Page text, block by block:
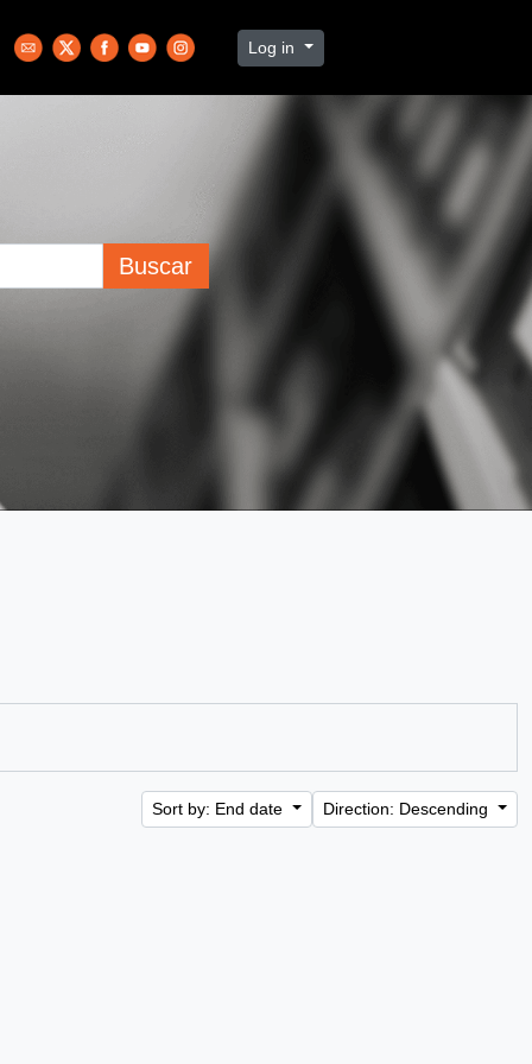
Log in
Buscar
Sort by: End date Direction: Descending